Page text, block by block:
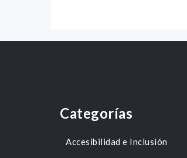
Categorías
Accesibilidad e Inclusión